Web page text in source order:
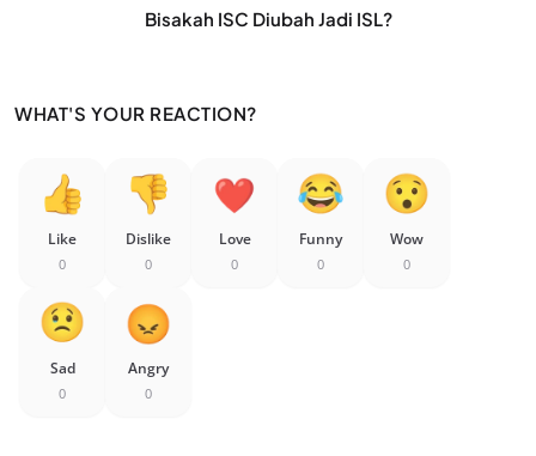
Bisakah ISC Diubah Jadi ISL?
WHAT'S YOUR REACTION?
Like
0
Dislike
0
Love
0
Funny
0
Wow
0
Sad
0
Angry
0